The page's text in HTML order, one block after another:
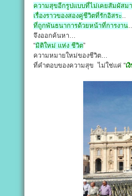
ความสุขอีกรูปแบบที่ไม่เคยสัมผัสมา
เรื่องราวของสองคู่ชีวิตที่รักอิสระ
ที่ถูกพันธนาการด้วยหน้าที่การงาน
จึงออกค้นหา…
“มิติใหม่ แห่ง ชีวิต”
ความหมายใหม่ของชีวิต…
ที่คำตอบของความสุข ไม่ใช่แค่ “เ